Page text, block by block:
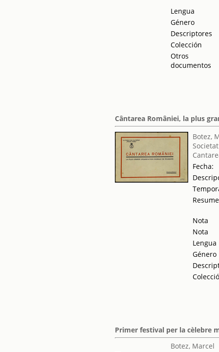
Lengua
Género
Descriptores
Colección
Otros
documentos
Cântarea României, la plus
Botez,
Fecha:
Nota
Nota
Lengua
Género
Primer festival per la cèlebre
Botez, Marcel